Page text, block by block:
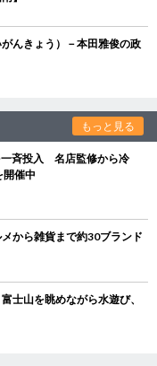
んきょう）－本田雅俊の政
もっと見る
一斉投入 名店監修から冷
開催中
から雑貨まで約30ブランド
士山を眺めながら水遊び、